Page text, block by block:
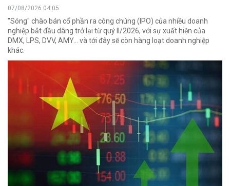
07/08/2026 04:05
"Sóng" chào bán cổ phần ra công chúng (IPO) của nhiều doanh
nghiệp bắt đầu dâng trở lại từ quý II/2026, với sự xuất hiện của
DMX, LPS, DVV, AMY... và tới đây sẽ còn hàng loạt doanh nghiệp
khác.